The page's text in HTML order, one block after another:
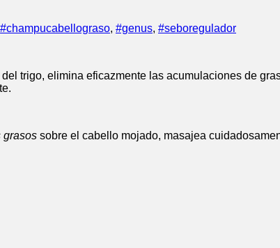
#champucabellograso, #genus, #seboregulador
trigo, elimina eficazmente las acumulaciones de
grasos sobre el cabello mojado, masajea